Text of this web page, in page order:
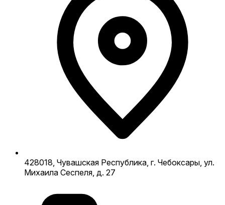
428018, Чувашская Республика, г. Чебоксары, ул.
Михаила Сеспеля, д. 27